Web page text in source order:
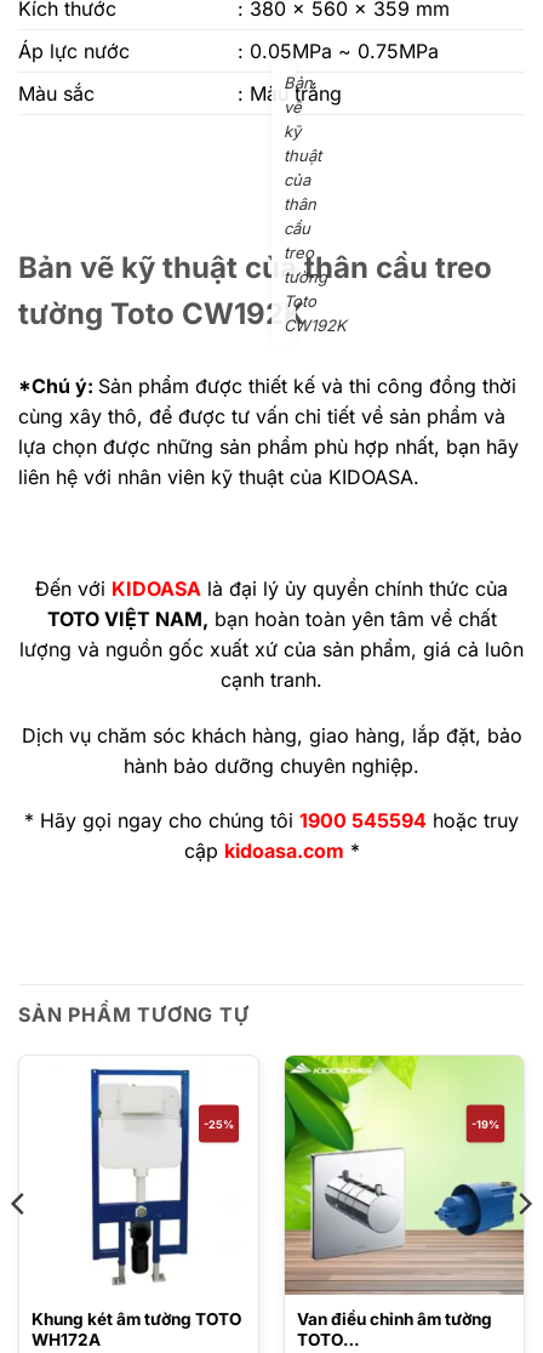
Kích thước
: 380 x 560 x 359 mm
Áp lực nước
: 0.05MPa ~ 0.75MPa
Màu sắc
: Màu trắng
Bản vẽ kỹ thuật của thân cầu treo
tường Toto CW192K
Bản
vẽ
kỹ
thuật
của
thân
cầu
treo
tường
Toto
CW192K
*Chú ý: Sản phẩm được thiết kế và thi công đồng thời
cùng xây thô, để được tư vấn chi tiết về sản phẩm và
lựa chọn được những sản phẩm phù hợp nhất, bạn hãy
liên hệ với nhân viên kỹ thuật của KIDOASA.
Đến với KIDOASA là đại lý ủy quyền chính thức của
TOTO VIỆT NAM, bạn hoàn toàn yên tâm về chất
lượng và nguồn gốc xuất xứ của sản phẩm, giá cả luôn
cạnh tranh.
Dịch vụ chăm sóc khách hàng, giao hàng, lắp đặt, bảo
hành bảo dưỡng chuyên nghiệp.
* Hãy gọi ngay cho chúng tôi 1900 545594 hoặc truy
cập kidoasa.com *
SẢN PHẨM TƯƠNG TỰ
-25%
Khung két âm tường TOTO
WH172A
-19%
Van điều chỉnh âm tường
TOTO